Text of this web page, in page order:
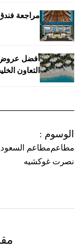
مراجعة فندق:
أفضل عروض
التعاون
الوسوم :
مطاعممطاعم
نصرت غوكشيه